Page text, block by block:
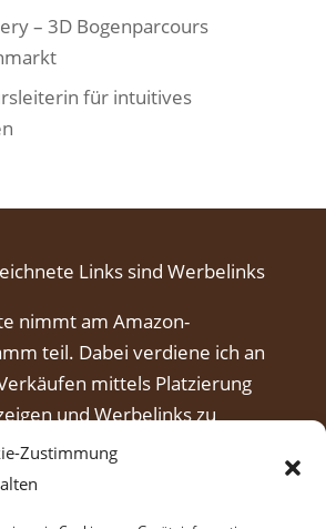
Zustimmung
– 3D Bogenparcours
für intuitives
Links sind Werbelinks
nimmt am Amazon-
teil. Dabei verdiene ich an
mittels Platzierung
und Werbelinks zu